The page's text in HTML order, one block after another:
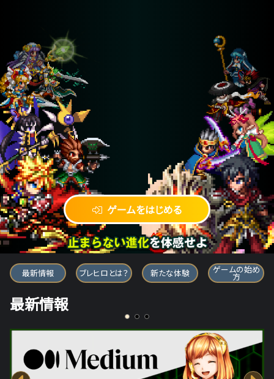
ゲームをはじめる
ブレイブ フロンティア ヒーローズ
最新情報 ブレヒロとは？ 新たな体験 ゲームの始め
方
最新情報